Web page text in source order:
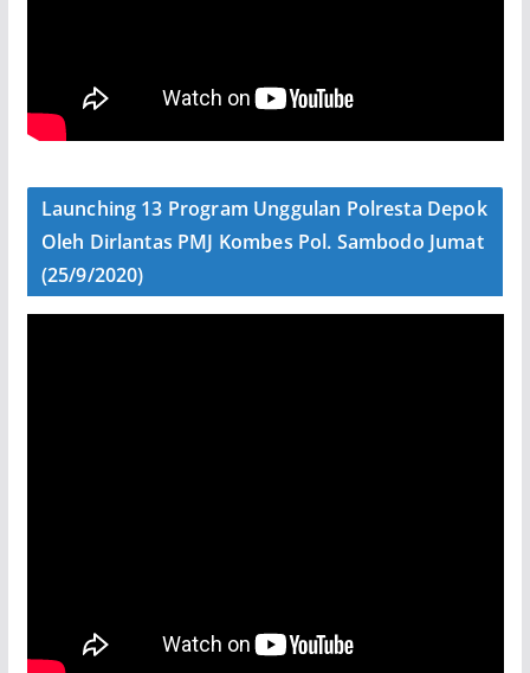
Launching 13 Program Unggulan Polresta Depok
Oleh Dirlantas PMJ Kombes Pol. Sambodo Jumat
(25/9/2020)